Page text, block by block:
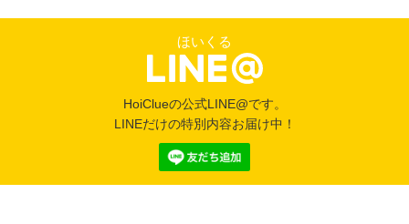
ほいくる
HoiClueの公式LINE@です。
LINEだけの特別内容お届け中！